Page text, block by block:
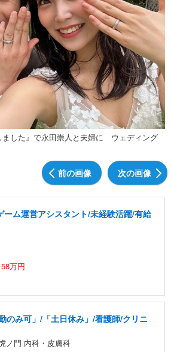
ました』で永田崇人と夫婦に ウェディング
前の画像 次の画像
ーム運営アシスタント/未経験活躍/有給
万円
のみ可」/「土日休み」/看護師/クリニ
ノ門 内科・皮膚科